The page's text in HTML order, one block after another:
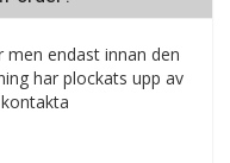
men endast innan den
har plockats upp av